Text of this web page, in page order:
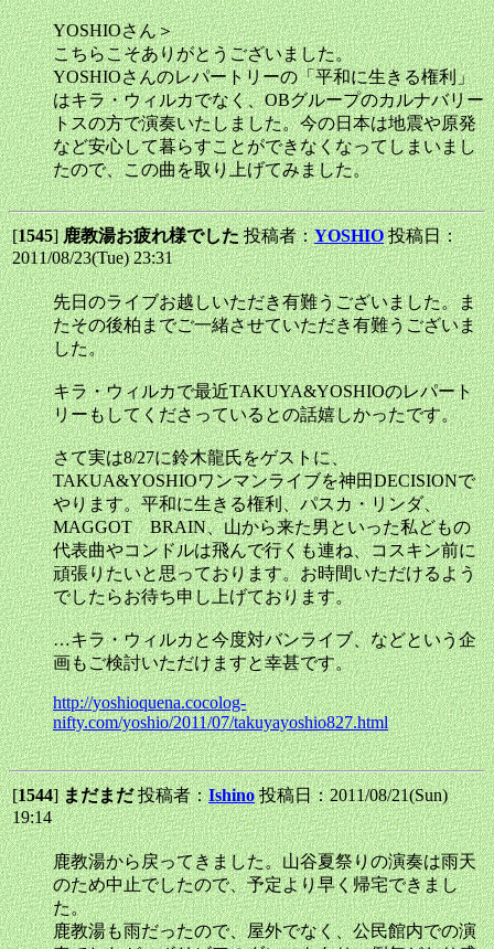
YOSHIOさん＞
こちらこそありがとうございました。
YOSHIOさんのレパートリーの「平和に生きる権利」
はキラ・ウィルカでなく、OBグループのカルナバリー
トスの方で演奏いたしました。今の日本は地震や原発
など安心して暮らすことができなくなってしまいまし
たので、この曲を取り上げてみました。
[1545]鹿教湯お疲れ様でした投稿者：YOSHIO 投稿日：
2011/08/23(Tue) 23:31
先日のライブお越しいただき有難うございました。ま
たその後柏までご一緒させていただき有難うございま
した。
キラ・ウィルカで最近TAKUYA&YOSHIOのレパート
リーもしてくださっているとの話嬉しかったです。
さて実は8/27に鈴木龍氏をゲストに、
TAKUA&YOSHIOワンマンライブを神田DECISIONで
やります。平和に生きる権利、パスカ・リンダ、
MAGGOT BRAIN、山から来た男といった私どもの
代表曲やコンドルは飛んで行くも連ね、コスキン前に
頑張りたいと思っております。お時間いただけるよう
でしたらお待ち申し上げております。
…キラ・ウィルカと今度対バンライブ、などという企
画もご検討いただけますと幸甚です。
http://yoshioquena.cocolog-
nifty.com/yoshio/2011/07/takuyayoshio827.html
[1544]まだまだ投稿者：Ishino 投稿日：2011/08/21(Sun)
19:14
鹿教湯から戻ってきました。山谷夏祭りの演奏は雨天
のため中止でしたので、予定より早く帰宅できまし
た。
鹿教湯も雨だったので、屋外でなく、公民館内での演